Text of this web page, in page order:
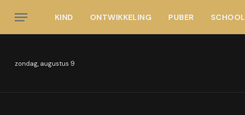
KIND ONTWIKKELING PUBER SCHOOL
zondag, augustus 9Gaming-logo-mobile-04
BY CHRIS FEBRUARI 4, 2021 GEEN REACTIES 1 MIN READ